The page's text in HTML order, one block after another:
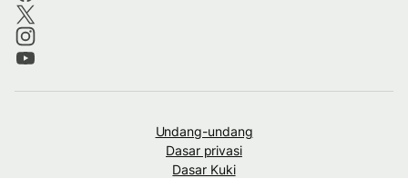
Undang-undang
Dasar privasi
Dasar Kuki